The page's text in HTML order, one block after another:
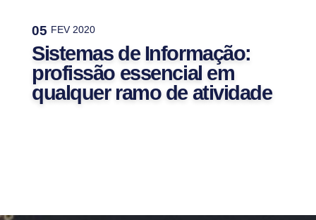
05 FEV 2020
Sistemas de Informação:
profissão essencial em
qualquer ramo de atividade